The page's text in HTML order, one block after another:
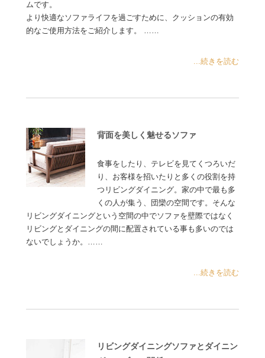
ムです。
より快適なソファライフを過ごすために、クッションの有効
的なご使用方法をご紹介します。 ……
...続きを読む
背面を美しく魅せるソファ
食事をしたり、テレビを見てくつろいだ
り、お客様を招いたりと多くの役割を持
つリビングダイニング。家の中で最も多
くの人が集う、団欒の空間です。そんな
リビングダイニングという空間の中でソファを壁際ではなく
リビングとダイニングの間に配置されている事も多いのでは
ないでしょうか。……
...続きを読む
リビングダイニングソファとダイニン